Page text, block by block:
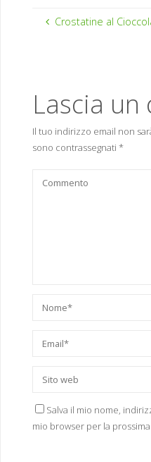
Crostatine al
Lascia
Il tuo indirizzo email non
sono contrassegnati *
Salva il mio nome,
mio browser per la